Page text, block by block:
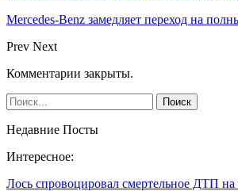
Mercedes-Benz замедляет переход на
Prev Next
Комментарии закрыты.
Недавние Посты
Интересное:
Лось спровоцировал смертельное ДТП